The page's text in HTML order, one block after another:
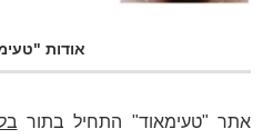
אודות
אתר "טעימאוד" התחיל בתור